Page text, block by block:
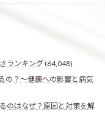
ランキング(64,048)
の？〜健康への影響と病気
のはなぜ？原因と対策を解